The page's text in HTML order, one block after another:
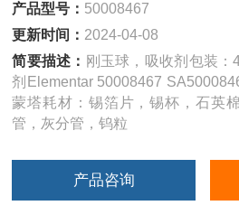
产品型号： 50008467
更新时间： 2024-04-08
简要描述： 刚玉球，吸收剂包装
剂Elementar 50008467
蒙塔耗材：锡箔片，锡杯，石英
管，灰分管，钨粒
产品咨询